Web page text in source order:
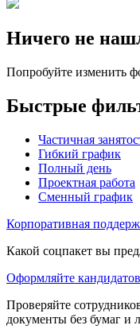
Ничего не
Попробуйте изменить
Быстрые
Частичная
Гибкий график
Полный день
Проектная работа
Сменный график
Корпоративная
Какой соцпакет вы
Оформляйте
Проверяйте
документы без бумаг и